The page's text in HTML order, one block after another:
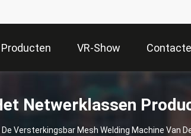
Producten VR-Show
Netwerklassen
Versterkingsbar Mesh Welding Machine Van